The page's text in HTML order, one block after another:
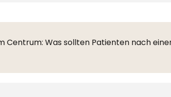
Centrum: Was sollten Patienten nach